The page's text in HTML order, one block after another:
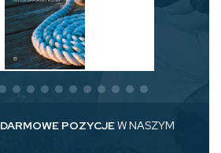
DARMOWE POZYCJEW NASZYM